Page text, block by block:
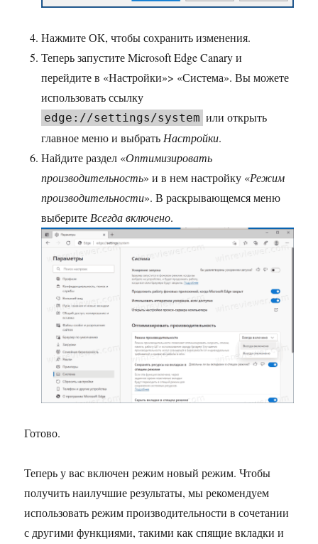
Нажмите ОК, чтобы сохранить изменения.
Теперь запустите Microsoft Edge Canary и
перейдите в «Настройки»> «Система». Вы можете
использовать ссылку
edge://settings/system или открыть
главное меню и выбрать Настройки.
Найдите раздел «Оптимизировать
производительность» и в нем настройку «Режим
производительности». В раскрывающемся меню
выберите Всегда включено.
Готово.
Теперь у вас включен режим новый режим. Чтобы
получить наилучшие результаты, мы рекомендуем
использовать режим производительности в сочетании
с другими функциями, такими как спящие вкладки и